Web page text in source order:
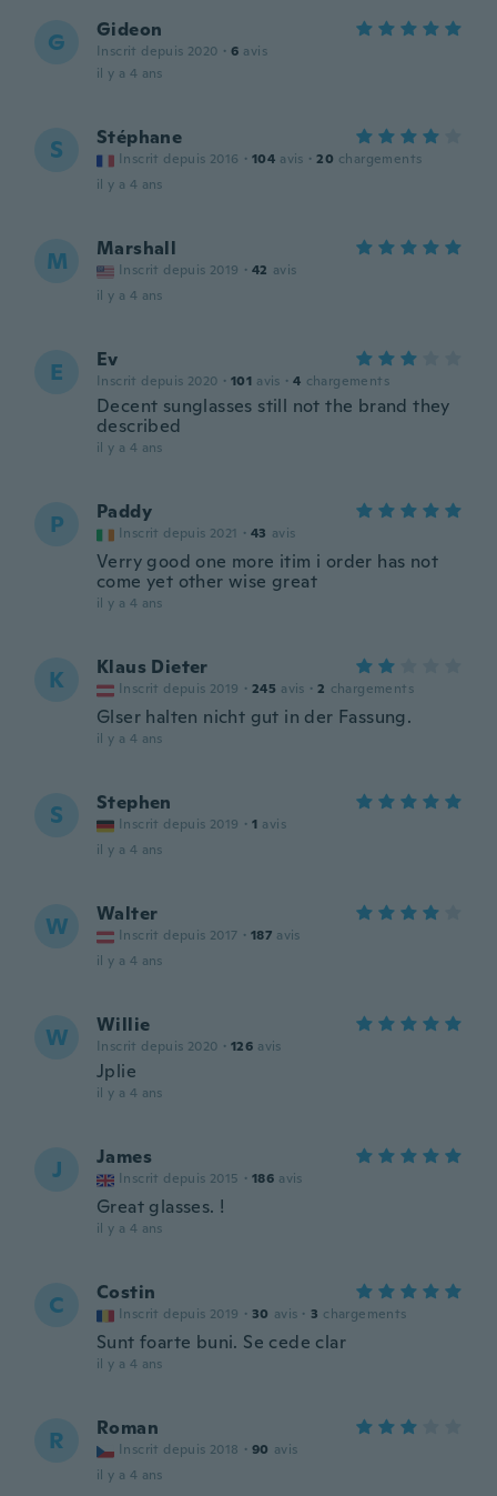
G Gideon
Inscrit depuis 2020 · 6 avis
il y a 4 ans
S Stéphane
Inscrit depuis 2016 · 104 avis · 20 chargements
il y a 4 ans
M Marshall
Inscrit depuis 2019 · 42 avis
il y a 4 ans
E Ev
Inscrit depuis 2020 · 101 avis · 4 chargements
Decent sunglasses still not the brand they
described
il y a 4 ans
P Paddy
Inscrit depuis 2021 · 43 avis
Verry good one more itim i order has not
come yet other wise great
il y a 4 ans
K Klaus Dieter
Inscrit depuis 2019 · 245 avis · 2 chargements
Glser halten nicht gut in der Fassung.
il y a 4 ans
S Stephen
Inscrit depuis 2019 · 1 avis
il y a 4 ans
W Walter
Inscrit depuis 2017 · 187 avis
il y a 4 ans
W Willie
Inscrit depuis 2020 · 126 avis
Jplie
il y a 4 ans
J James
Inscrit depuis 2015 · 186 avis
Great glasses. !
il y a 4 ans
C Costin
Inscrit depuis 2019 · 30 avis · 3 chargements
Sunt foarte buni. Se cede clar
il y a 4 ans
R Roman
Inscrit depuis 2018 · 90 avis
il y a 4 ans